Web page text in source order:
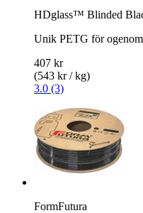
HDglass™ Blinded
Unik PETG för
407 kr
(543 kr / kg)
3.0 (3)
FormFutura